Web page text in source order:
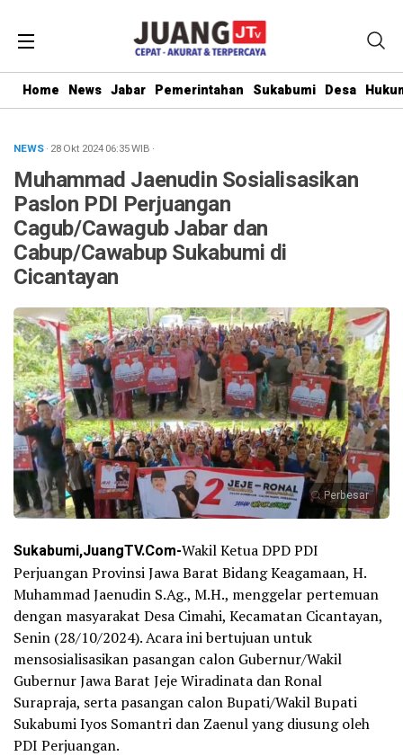
Home News Jabar Pemerintahan Sukabumi Desa
NEWS· 28 Okt 202406:35WIB ·
Muhammad Jaenudin Sosialisasikan
Paslon PDI Perjuangan
Cagub/Cawagub Jabar dan
Cabup/Cawabup Sukabumi di
Cicantayan
Perbesar
Sukabumi,JuangTV.Com-Wakil Ketua DPD PDI
Perjuangan Provinsi Jawa Barat Bidang Keagamaan, H.
Muhammad Jaenudin S.Ag., M.H., menggelar pertemuan
dengan masyarakat Desa Cimahi, Kecamatan Cicantayan,
Senin (28/10/2024). Acara ini bertujuan untuk
mensosialisasikan pasangan calon Gubernur/Wakil
Gubernur Jawa Barat Jeje Wiradinata dan Ronal
Surapraja, serta pasangan calon Bupati/Wakil Bupati
Sukabumi Iyos Somantri dan Zaenul yang diusung oleh
PDI Perjuangan.